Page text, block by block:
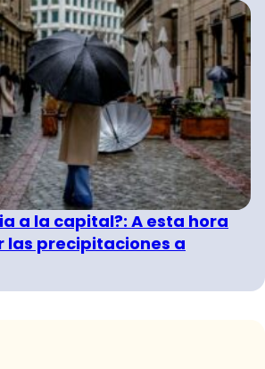
a la capital?: A esta hora
las precipitaciones a